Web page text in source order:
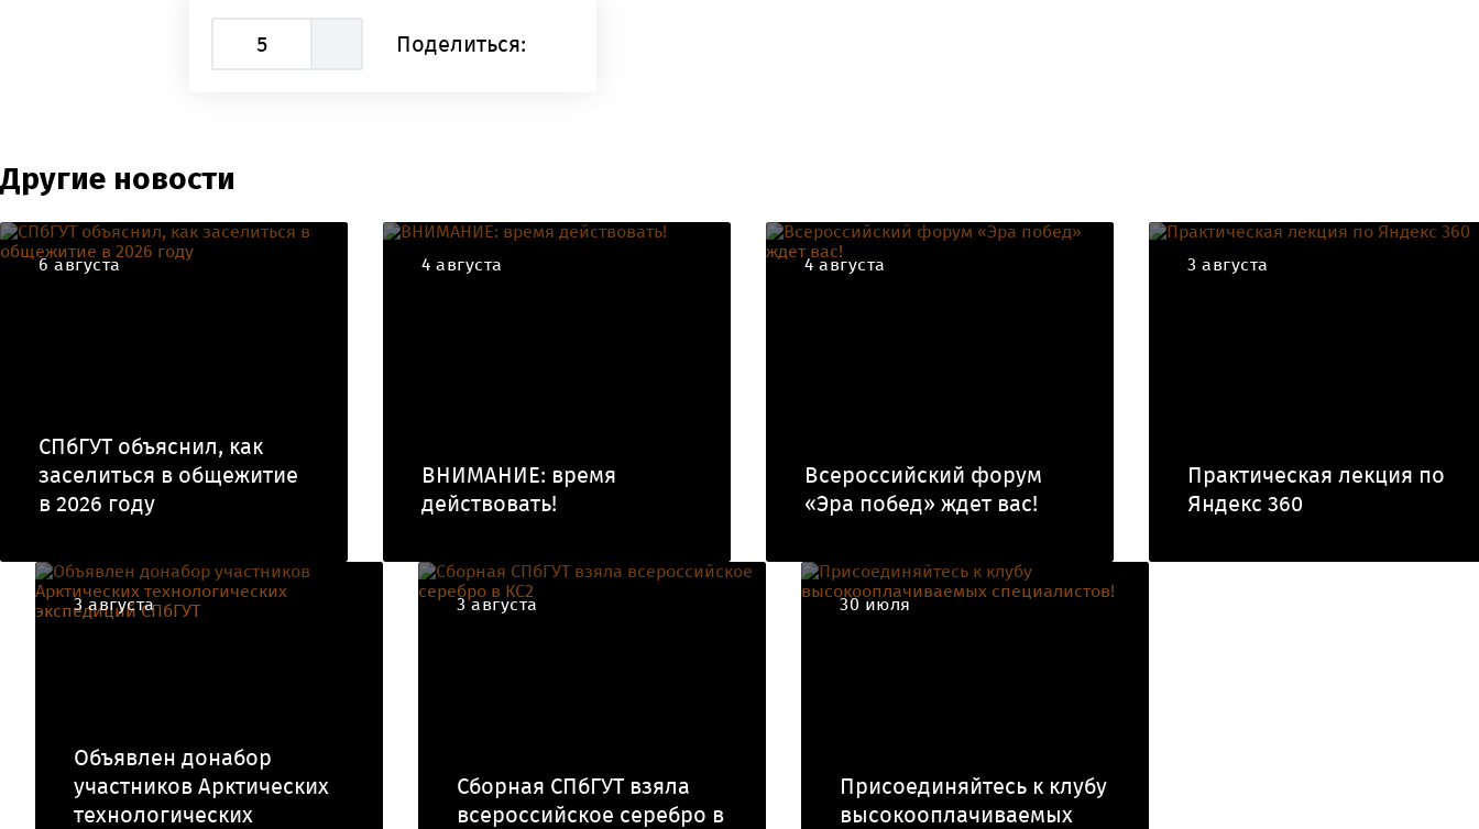
5 Поделиться:
Другие новости
6 августа
СПбГУТ объяснил, как
заселиться в общежитие
в 2026 году
4 августа
ВНИМАНИЕ: время
действовать!
4 августа
Всероссийский форум
«Эра побед» ждет вас!
3 августа
Практическая лекция по
Яндекс 360
3 августа
Объявлен донабор
участников Арктических
технологических
3 августа
Сборная СПбГУТ взяла
всероссийское серебро в
30 июля
Присоединяйтесь к клубу
высокооплачиваемых